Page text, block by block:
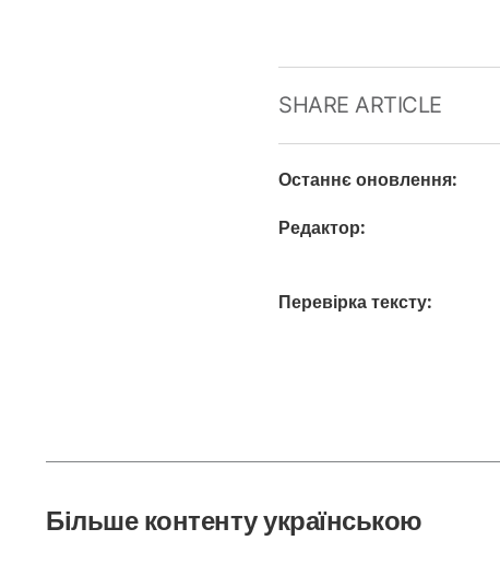
SHARE ARTICLE
Останнє оновлення:
Редактор:
Перевірка тексту:
Більше контенту українською